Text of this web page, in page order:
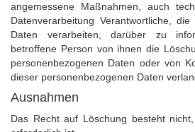
angemessene Maßnahmen, auch
Datenverarbeitung Verantwortliche,
Daten verarbeiten, darüber zu
betroffene Person von ihnen die
personenbezogenen Daten oder von
dieser personenbezogenen Daten
Ausnahmen
Das Recht auf Löschung besteht